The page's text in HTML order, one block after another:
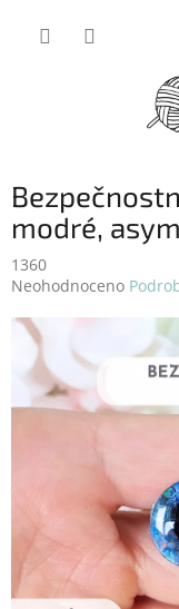
modré,
1360
Průměrné
produktu
0,0
5
Neohodnoceno